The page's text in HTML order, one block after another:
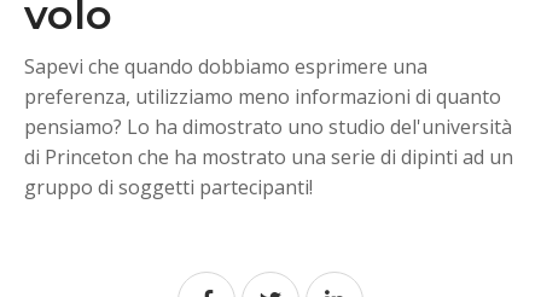
volo
Sapevi che quando dobbiamo esprimere una
preferenza, utilizziamo meno informazioni di quanto
pensiamo? Lo ha dimostrato uno studio del'università
di Princeton che ha mostrato una serie di dipinti ad un
gruppo di soggetti partecipanti!